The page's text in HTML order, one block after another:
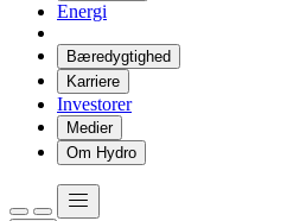
Energi
Bæredygtighed
Karriere
Investorer
Medier
Om Hydro